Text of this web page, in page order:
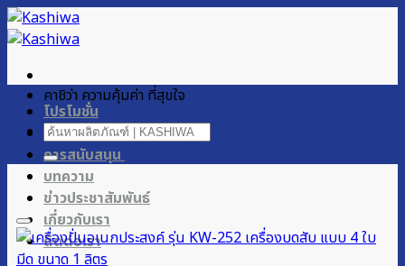
ข้าม
ไป
เนื้อหา
โปรโมชั่น
ผลิตภัณฑ์ของเรา
การสนับสนุน
บทความ
ข่าวประชาสัมพันธ์
เกี่ยวกับเรา
ติดต่อเรา
คาชิว่า ความคุ้มค่า ที่สุขใจ
ค้นหา: